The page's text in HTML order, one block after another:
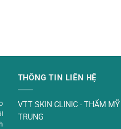
THÔNG TIN LIÊN HỆ
VTT SKIN CLINIC - THẨM
TRUNG